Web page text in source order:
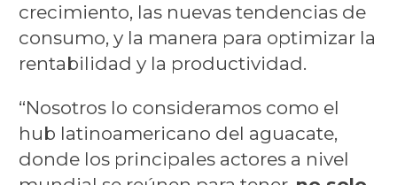
crecimiento, las nuevas tendencias de
consumo, y la manera para optimizar la
rentabilidad y la productividad.
“Nosotros lo consideramos como el
hub latinoamericano del aguacate,
donde los principales actores a nivel